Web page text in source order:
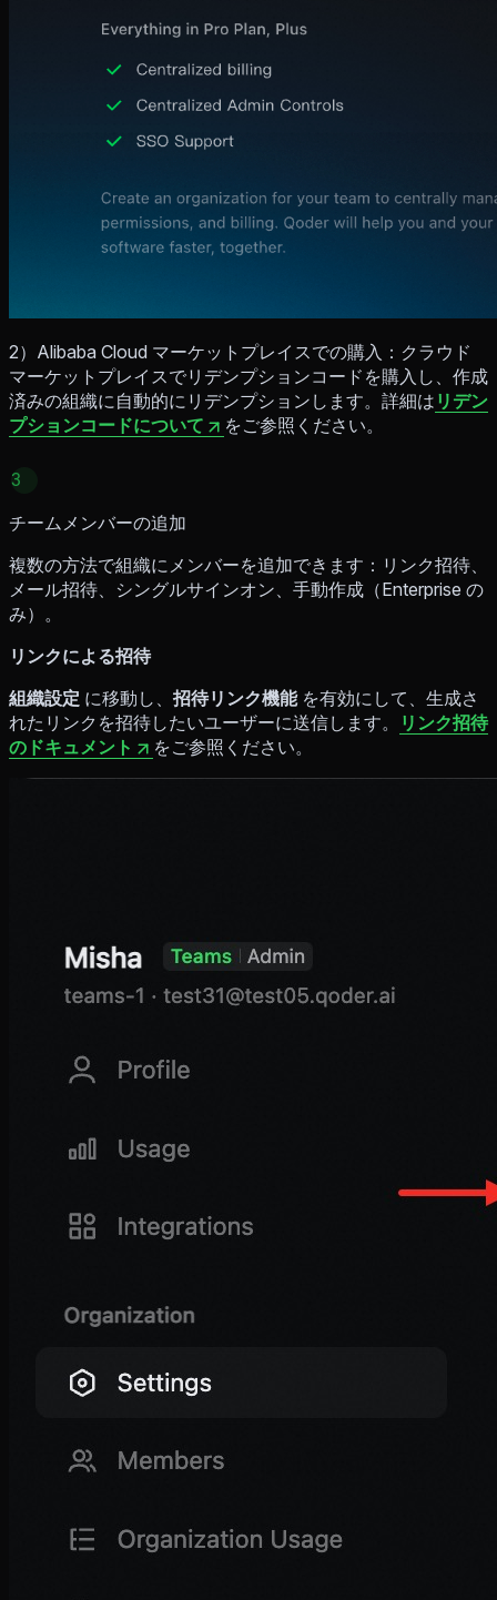
2）Alibaba Cloud マーケットプレイスでの購入：クラウド
マーケットプレイスでリデンプションコードを購入し、作成
済みの組織に自動的にリデンプションします。詳細は リデン
プションコードについて
をご参照ください。
3
チームメンバーの追加
複数の方法で組織にメンバーを追加できます：リンク招待、
メール招待、シングルサインオン、手動作成（Enterprise の
み）。
リンクによる招待
組織設定 に移動し、 招待リンク機能を有効にして、生成さ
れたリンクを招待したいユーザーに送信します。
リンク招待
のドキュメント
をご参照ください。